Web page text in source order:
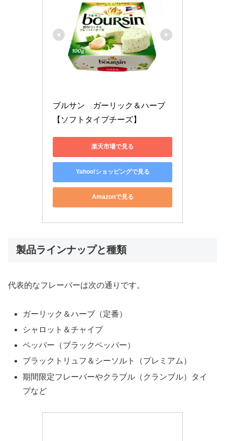
ブルサン　ガーリック＆ハーブ
【ソフトタイプチーズ】
楽天市場で見る
Yahoo!ショッピングで見る
Amazonで見る
製品ラインナップと種類
代表的なフレーバーは次の通りです。
ガーリック＆ハーブ（定番）
シャロット＆チャイブ
ペッパー（ブラックペッパー）
ブラックトリュフ＆シーソルト（プレミアム）
期間限定フレーバーやクラブル（クランブル）タイ
プなど